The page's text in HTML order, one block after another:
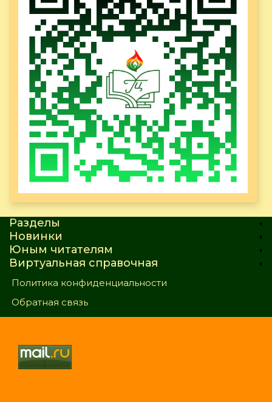
Разделы
Новинки
Юным читателям
Виртуальная справочная
Политика конфиденциальности
Обратная связь